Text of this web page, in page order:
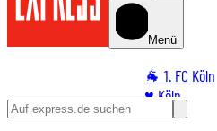
Menü
🐐 1. FC Köln
♥️ Köln
⭐ Promi